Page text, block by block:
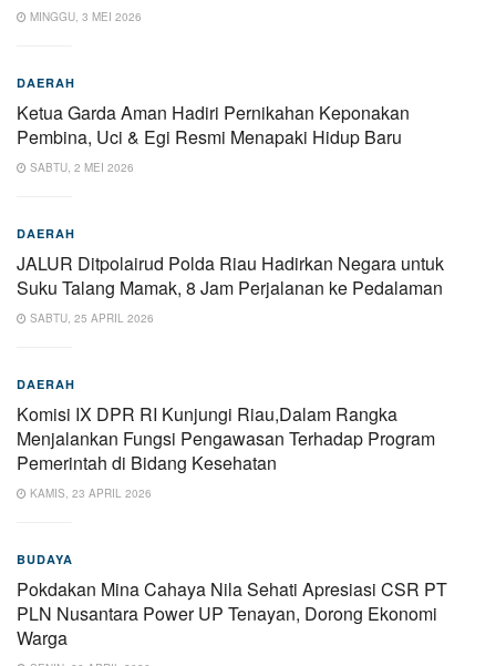
MINGGU, 3 MEI 2026
DAERAH
Ketua Garda Aman Hadiri Pernikahan Keponakan
Pembina, Uci & Egi Resmi Menapaki Hidup Baru
SABTU, 2 MEI 2026
DAERAH
JALUR Ditpolairud Polda Riau Hadirkan Negara untuk
Suku Talang Mamak, 8 Jam Perjalanan ke Pedalaman
SABTU, 25 APRIL 2026
DAERAH
Komisi IX DPR RI Kunjungi Riau,Dalam Rangka
Menjalankan Fungsi Pengawasan Terhadap Program
Pemerintah di Bidang Kesehatan
KAMIS, 23 APRIL 2026
BUDAYA
Pokdakan Mina Cahaya Nila Sehati Apresiasi CSR PT
PLN Nusantara Power UP Tenayan, Dorong Ekonomi
Warga